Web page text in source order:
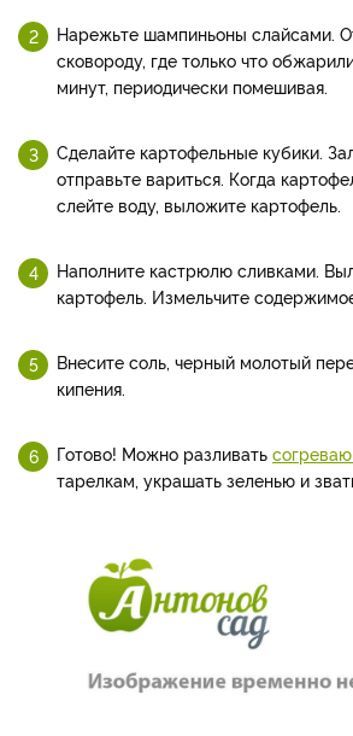
Нарежьте шампиньоны слайсами.
сковороду, где только что
минут, периодически помешивая.
Сделайте картофельные кубики.
отправьте вариться. Когда
слейте воду, выложите картофель.
Наполните кастрюлю сливками.
картофель. Измельчите
Внесите соль, черный молотый
кипения.
Готово! Можно разливать
тарелкам, украшать зеленью и